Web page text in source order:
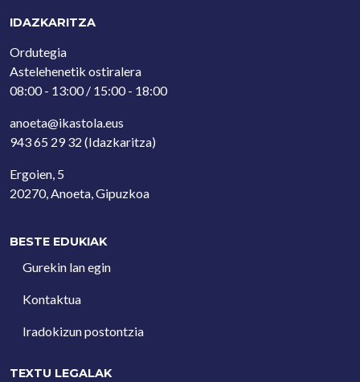
IDAZKARITZA
Ordutegia
Astelehenetik ostiralera
08:00 - 13:00 / 15:00 - 18:00
anoeta@ikastola.eus
943 65 29 32 (Idazkaritza)
Ergoien, 5
20270, Anoeta, Gipuzkoa
BESTE EDUKIAK
Gurekin lan egin
Kontaktua
Iradokizun postontzia
TEXTU LEGALAK